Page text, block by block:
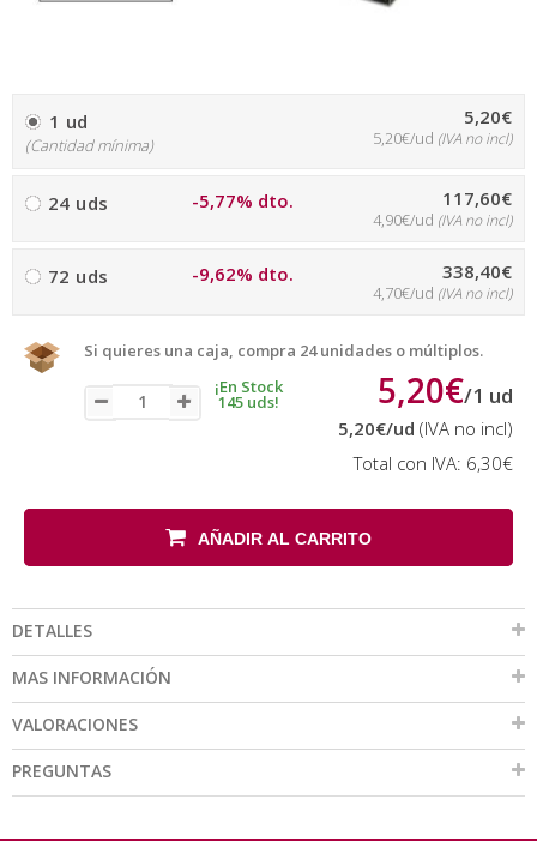
1 ud
(Cantidad mínima)
5,20€
5,20€/ud (IVA no incl)
24 uds -5,77% dto. 117,60€
4,90€/ud (IVA no incl)
72 uds -9,62% dto. 338,40€
4,70€/ud (IVA no incl)
Si quieres una caja, compra 24 unidades o múltiplos.
¡En Stock
145 uds! 5,20€/1 ud
5,20€/ud (IVA no incl)
Total con IVA: 6,30€
AÑADIR AL CARRITO
DETALLES
MAS INFORMACIÓN
VALORACIONES
PREGUNTAS